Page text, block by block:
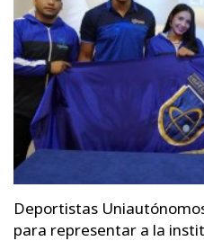
Deportistas
para representar a la